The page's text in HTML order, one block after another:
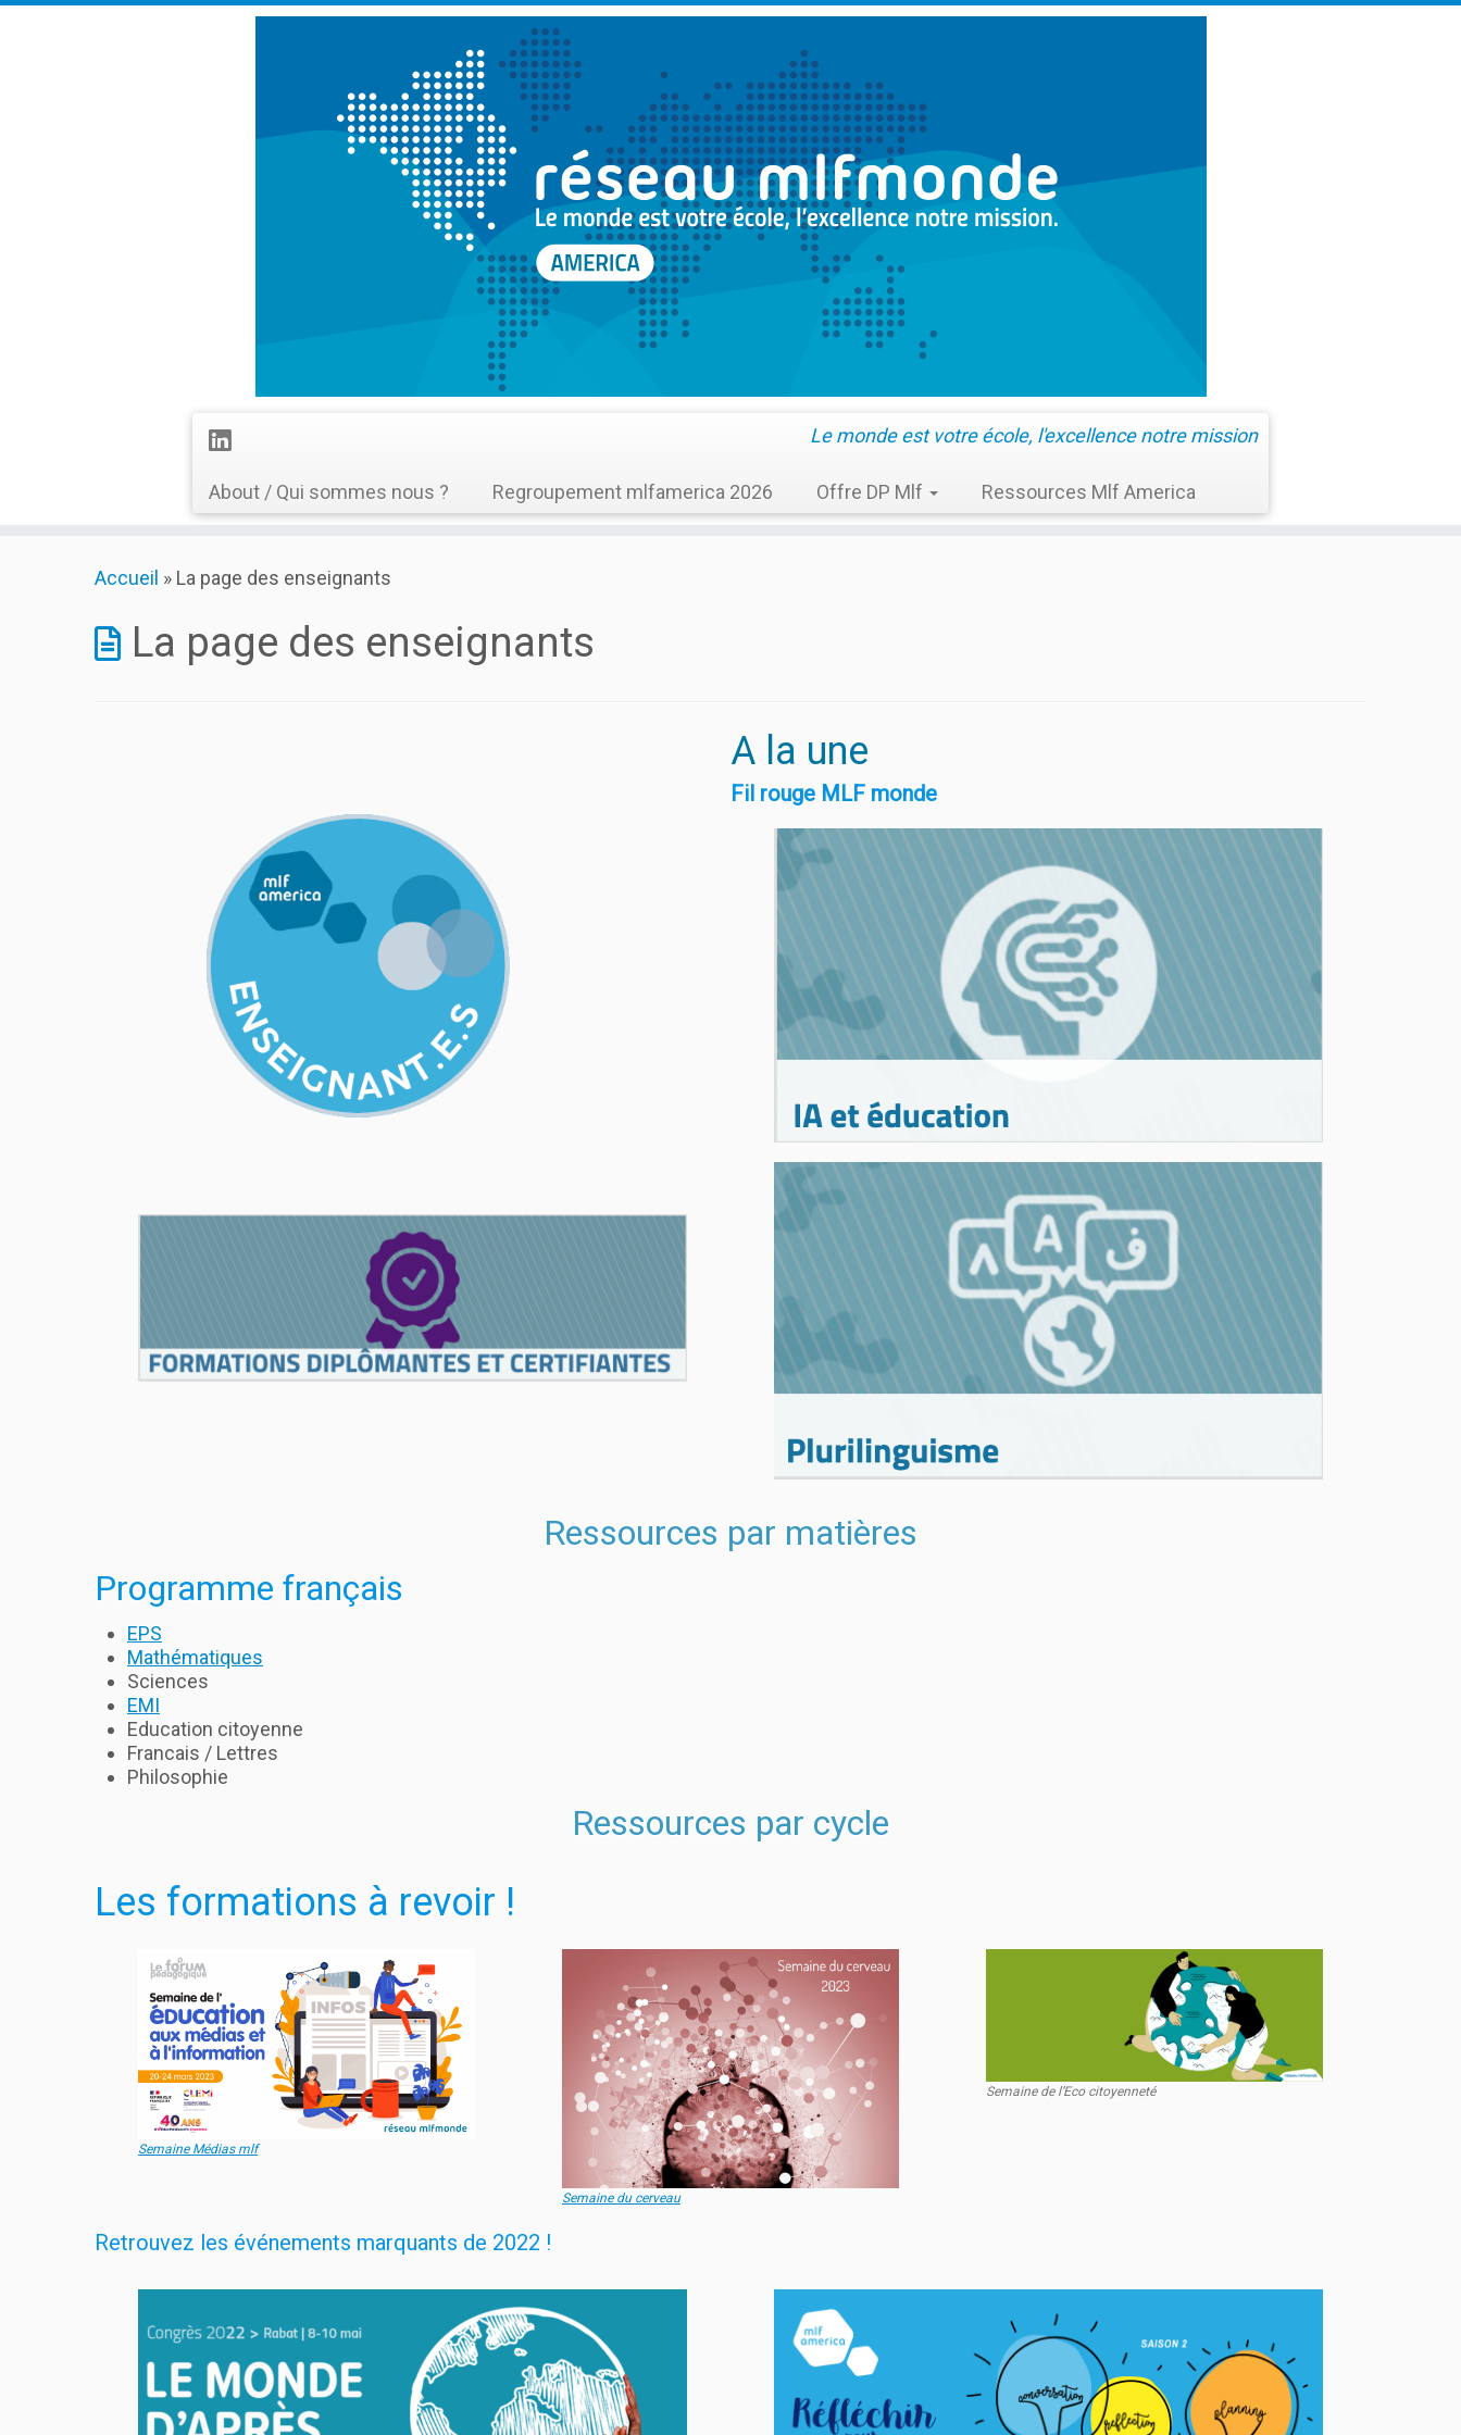
Le monde est votre école, l'excellence notre mission
About / Qui sommes nous ? Regroupement mlfamerica 2026 Offre DP Mlf Ressources Mlf America
Accueil » La page des enseignants
La page des enseignants
A la une
Fil rouge MLF monde
Ressources par matières
Programme français
EPS
Mathématiques
Sciences
EMI
Education citoyenne
Francais / Lettres
Philosophie
Ressources par cycle
Les formations à revoir !
Semaine Médias mlf
Semaine du cerveau
Semaine de l’Eco citoyenneté
Retrouvez les événements marquants de 2022 !